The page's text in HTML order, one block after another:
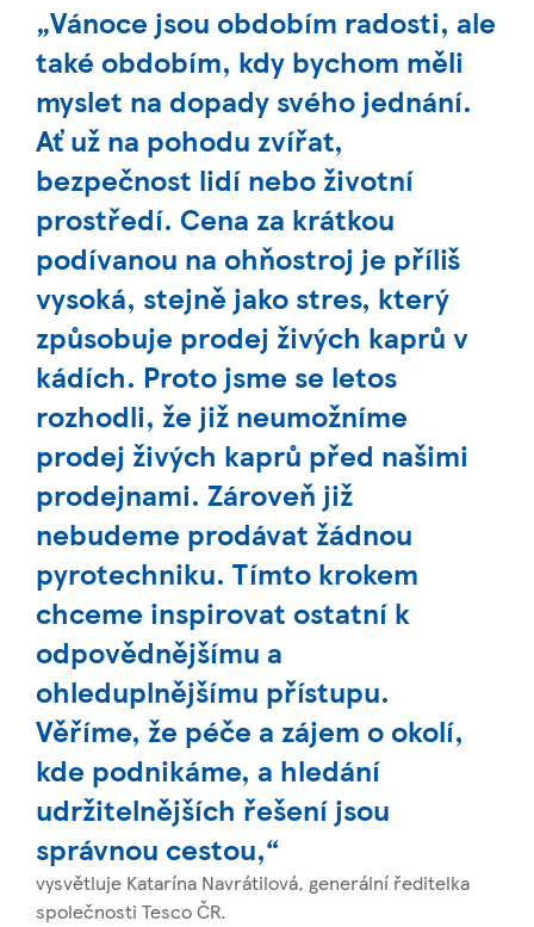
„Vánoce jsou obdobím radosti, ale
také obdobím, kdy bychom měli
myslet na dopady svého jednání.
Ať už na pohodu zvířat,
bezpečnost lidí nebo životní
prostředí. Cena za krátkou
podívanou na ohňostroj je příliš
vysoká, stejně jako stres, který
způsobuje prodej živých kaprů v
kádích. Proto jsme se letos
rozhodli, že již neumožníme
prodej živých kaprů před našimi
prodejnami. Zároveň již
nebudeme prodávat žádnou
pyrotechniku. Tímto krokem
chceme inspirovat ostatní k
odpovědnějšímu a
ohleduplnějšímu přístupu.
Věříme, že péče a zájem o okolí,
kde podnikáme, a hledání
udržitelnějších řešení jsou
správnou cestou,“
vysvětluje Katarína Navrátilová, generální ředitelka
společnosti Tesco ČR.